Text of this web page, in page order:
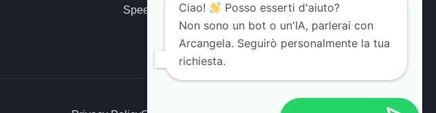
Speed Test Concilia Web
Ciao!
Posso esserti d'aiuto?
Non sono un bot o un'IA, parlerai con
Arcangela. Seguirò personalmente la tua
richiesta.